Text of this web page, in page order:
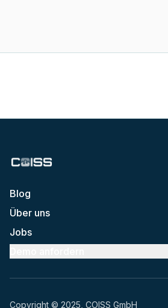
Blog
Über uns
Jobs
Copyright © 2025, COISS GmbH